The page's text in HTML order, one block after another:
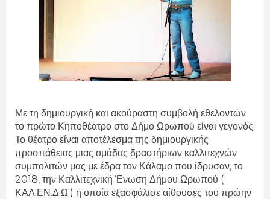
Με τη δημιουργική και ακούραστη συμβολή εθελοντών
το πρώτο Κηποθέατρο στο Δήμο Ωρωπού είναι γεγονός.
Το θέατρο είναι αποτέλεσμα της δημιουργικής
προσπάθειας μιας ομάδας δραστήριων καλλιτεχνών
συμπολιτών μας με έδρα τον Κάλαμο που ίδρυσαν, το
2018, την Καλλιτεχνική Ένωση Δήμου Ωρωπού (
ΚΑΛ.ΕΝ.Δ.Ω.) η οποία εξασφάλισε αίθουσες του πρώην